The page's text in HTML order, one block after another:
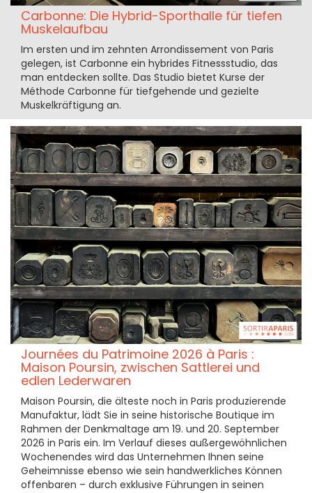
Carbonne: Die Hybrid-Sporthalle für tiefen
Muskelaufbau
Im ersten und im zehnten Arrondissement von Paris
gelegen, ist Carbonne ein hybrides Fitnessstudio, das
man entdecken sollte. Das Studio bietet Kurse der
Méthode Carbonne für tiefgehende und gezielte
Muskelkräftigung an.
Journées du Patrimoine 2026 à Paris :
Maison Poursin, zwischen Sattlerei und
edlen Lederwaren
Maison Poursin, die älteste noch in Paris produzierende
Manufaktur, lädt Sie in seine historische Boutique im
Rahmen der Denkmaltage am 19. und 20. September
2026 in Paris ein. Im Verlauf dieses außergewöhnlichen
Wochenendes wird das Unternehmen Ihnen seine
Geheimnisse ebenso wie sein handwerkliches Können
offenbaren – durch exklusive Führungen in seinen